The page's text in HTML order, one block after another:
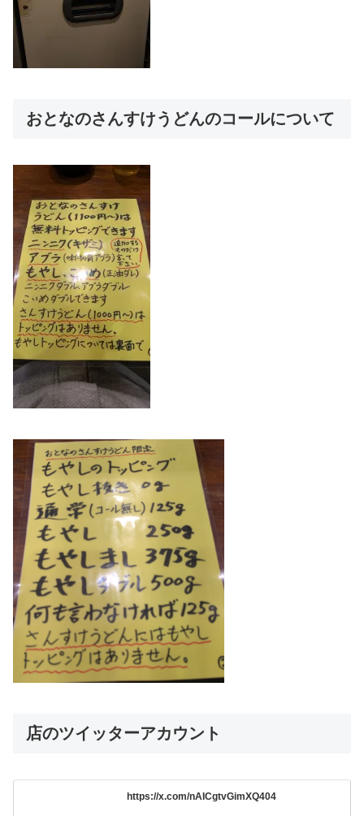
おとなのさんすけうどんのコールについて
店のツイッターアカウント
https://x.com/nAICgtvGimXQ404